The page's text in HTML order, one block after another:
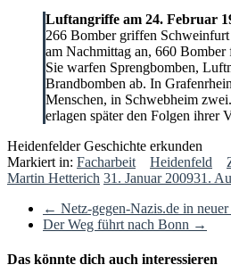
Luftangriffe am 24. Februar
266 Bomber griffen
am Nachmittag an, 660
Sie warfen Sprengbomben,
Brandbomben ab. In
Menschen, in Schwebheim
erlagen später den Folgen ihrer
Heidenfelder Geschichte erkunden
Markiert in: Facharbeit Heidenfeld
Martin Hetterich 31. Januar 200931.
← Netz-gegen-Nazis.de in
Der Weg führt nach Bonn →
Das könnte dich auch interessieren